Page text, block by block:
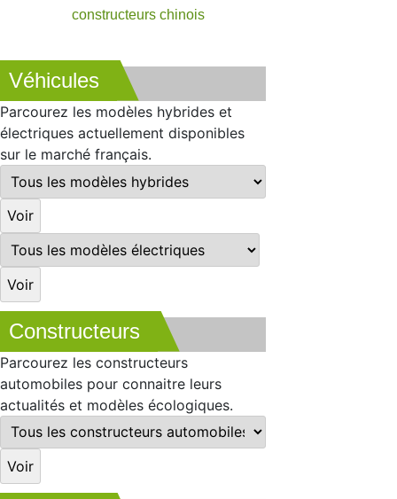
constructeurs chinois
Véhicules
Parcourez les modèles hybrides et
électriques actuellement disponibles
sur le marché français.
Constructeurs
Parcourez les constructeurs
automobiles pour connaitre leurs
actualités et modèles écologiques.